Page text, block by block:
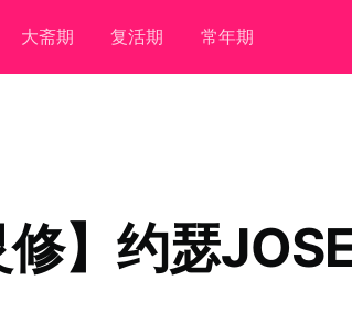
大斋期 复活期 常年期
修】约瑟